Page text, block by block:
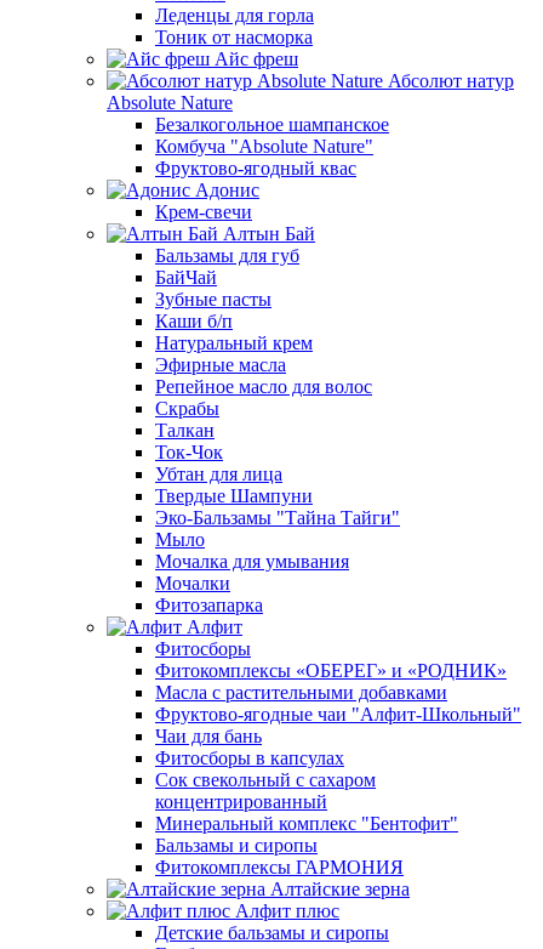
Леденцы для горла
Тоник от насморка
Айс фреш
Абсолют натур
Absolute Nature
Безалкогольное шампанское
Комбуча "Absolute Nature"
Фруктово-ягодный квас
Адонис
Крем-свечи
Алтын Бай
Бальзамы для губ
БайЧай
Зубные пасты
Каши б/п
Натуральный крем
Эфирные масла
Репейное масло для волос
Скрабы
Талкан
Ток-Чок
Убтан для лица
Твердые Шампуни
Эко-Бальзамы "Тайна Тайги"
Мыло
Мочалка для умывания
Мочалки
Фитозапарка
Алфит
Фитосборы
Фитокомплексы «ОБЕРЕГ» и «РОДНИК»
Масла с растительными добавками
Фруктово-ягодные чаи "Алфит-Школьный"
Чаи для бань
Фитосборы в капсулах
Сок свекольный с сахаром
концентрированный
Минеральный комплекс "Бентофит"
Бальзамы и сиропы
Фитокомплексы ГАРМОНИЯ
Алтайские зерна
Алфит плюс
Детские бальзамы и сиропы